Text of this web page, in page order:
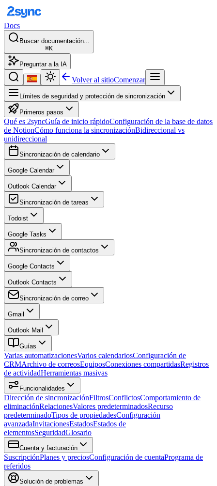
Docs
Buscar documentación...
⌘K
Preguntar a la IA
Volver al sitioComenzar
Límites de seguridad y protección de sincronización
Primeros pasos
Qué es 2syncGuía de inicio rápidoConfiguración de la base de datos
de NotionCómo funciona la sincronizaciónBidireccional vs
unidireccional
Sincronización de calendario
Google Calendar
Outlook Calendar
Sincronización de tareas
Todoist
Google Tasks
Sincronización de contactos
Google Contacts
Outlook Contacts
Sincronización de correo
Gmail
Outlook Mail
Guías
Varias automatizacionesVarios calendariosConfiguración de
CRMArchivo de correosEquiposConexiones compartidasRegistros
de actividadHerramientas masivas
Funcionalidades
Dirección de sincronizaciónFiltrosConflictosComportamiento de
eliminaciónRelacionesValores predeterminadosRecurso
predeterminadoTipos de propiedadesConfiguración
avanzadaInvitacionesEstadosEstados de
elementosSeguridadGlosario
Cuenta y facturación
SuscripciónPlanes y preciosConfiguración de cuentaPrograma de
referidos
Solución de problemas